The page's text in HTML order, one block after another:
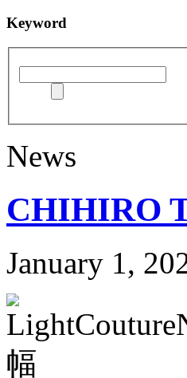
Keyword
News
CHIHIRO
January 1,